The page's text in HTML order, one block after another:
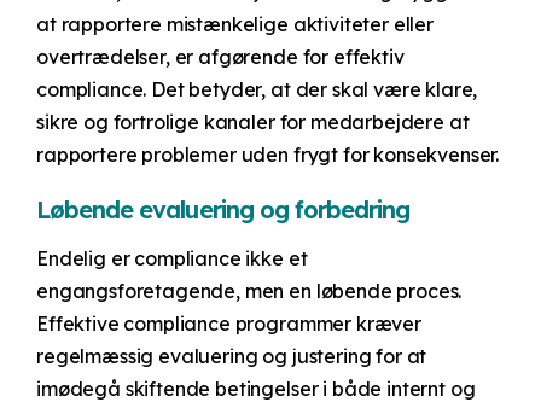
at rapportere mistænkelige aktiviteter eller
overtrædelser, er afgørende for effektiv
compliance. Det betyder, at der skal være klare,
sikre og fortrolige kanaler for medarbejdere at
rapportere problemer uden frygt for konsekvenser.
Løbende evaluering og forbedring
Endelig er compliance ikke et
engangsforetagende, men en løbende proces.
Effektive compliance programmer kræver
regelmæssig evaluering og justering for at
imødegå skiftende betingelser i både internt og